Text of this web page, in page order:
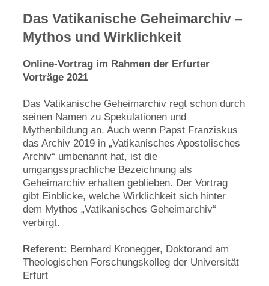
Das Vatikanische Geheimarchiv –
Mythos und Wirklichkeit
Online-Vortrag im Rahmen der Erfurter
Vorträge 2021
Das Vatikanische Geheimarchiv regt schon durch
seinen Namen zu Spekulationen und
Mythenbildung an. Auch wenn Papst Franziskus
das Archiv 2019 in „Vatikanisches Apostolisches
Archiv“ umbenannt hat, ist die
umgangssprachliche Bezeichnung als
Geheimarchiv erhalten geblieben. Der Vortrag
gibt Einblicke, welche Wirklichkeit sich hinter
dem Mythos „Vatikanisches Geheimarchiv“
verbirgt.
Referent: Bernhard Kronegger, Doktorand am
Theologischen Forschungskolleg der Universität
Erfurt